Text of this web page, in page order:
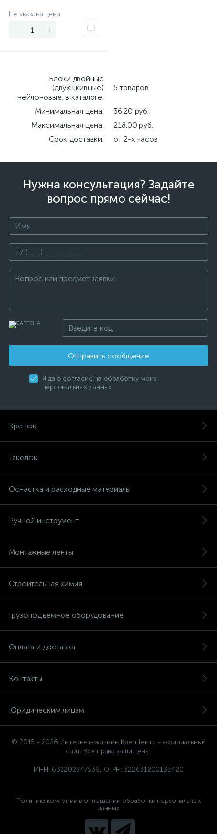
Не указана цена
- +
Блоки двойные
(двухшкивные)
нейлоновые, в каталоге:
5 товаров
Минимальная цена:
36.20 руб.
Максимальная цена:
218.00 руб.
Срок доставки:
от 2-х часов
Нужна консультация? Задайте
вопрос прямо сейчас!
Отправить сообщение
Я даю согласие на обработку моих
персональных данных
Крепеж
Такелаж
Оснастка и расходные материалы
Ручной инструмент
Монтажные ленты
Строительная химия
Грузоподъемное оборудование
Оплата и доставка
Контакты
Юридическим лицам
© 2015 - 2026 Интернет-магазин КрепЦентр - официальный
сайт. Все права защищены.
ИНН: 632202847536, ОГРН: 322631200133420
Политика компании в отношении обработки персональных
данных